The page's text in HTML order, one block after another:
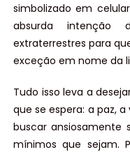
simbolizado em
absurda intenção
extraterrestres para
exceção em nome da
Tudo isso leva a
que se espera: a paz,
buscar ansiosamente
mínimos que sejam.